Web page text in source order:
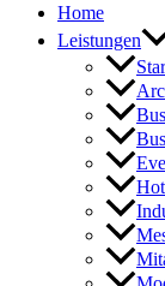
Home
Leistungen